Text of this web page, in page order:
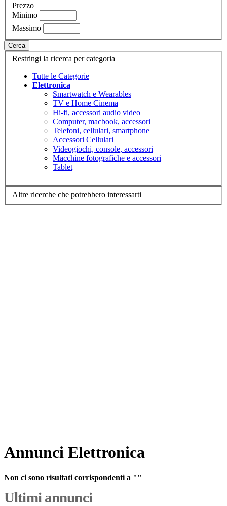
Prezzo
Minimo
Massimo
Cerca
Restringi la ricerca per categoria
Tutte le Categorie
Elettronica
Smartwatch e Wearables
TV e Home Cinema
Hi-fi, accessori audio video
Computer, macbook, accessori
Telefoni, cellulari, smartphone
Accessori Cellulari
Videogiochi, console, accessori
Macchine fotografiche e accessori
Tablet
Altre ricerche che potrebbero interessarti
Annunci Elettronica
Non ci sono risultati corrispondenti a ""
Ultimi annunci